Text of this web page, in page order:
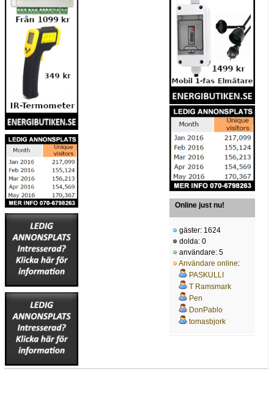
Online just nu!
gäster: 1624
dolda: 0
användare: 5
Användare online:
PASKULLI
T Ramsmark
Pen
DonPablo
tomasbjork